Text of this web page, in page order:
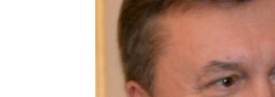
УКРАЇНСЬКА ПРОБЛЕМА КРИМУ